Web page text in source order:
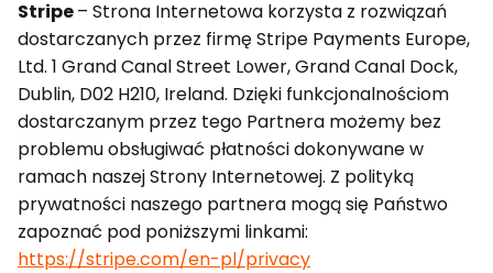
Stripe– Strona Internetowa korzysta z rozwiązań
dostarczanych przez firmę Stripe Payments Europe,
Ltd. 1 Grand Canal Street Lower, Grand Canal Dock,
Dublin, D02 H210, Ireland. Dzięki funkcjonalnościom
dostarczanym przez tego Partnera możemy bez
problemu obsługiwać płatności dokonywane w
ramach naszej Strony Internetowej. Z polityką
prywatności naszego partnera mogą się Państwo
zapoznać pod poniższymi linkami:
https://stripe.com/en-pl/privacy